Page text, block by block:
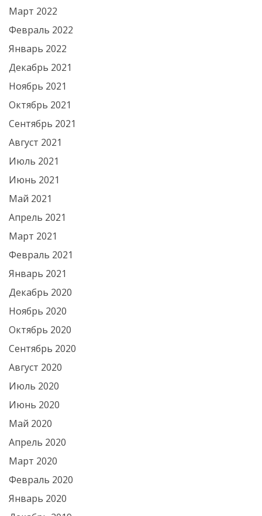
Март 2022
Февраль 2022
Январь 2022
Декабрь 2021
Ноябрь 2021
Октябрь 2021
Сентябрь 2021
Август 2021
Июль 2021
Июнь 2021
Май 2021
Апрель 2021
Март 2021
Февраль 2021
Январь 2021
Декабрь 2020
Ноябрь 2020
Октябрь 2020
Сентябрь 2020
Август 2020
Июль 2020
Июнь 2020
Май 2020
Апрель 2020
Март 2020
Февраль 2020
Январь 2020